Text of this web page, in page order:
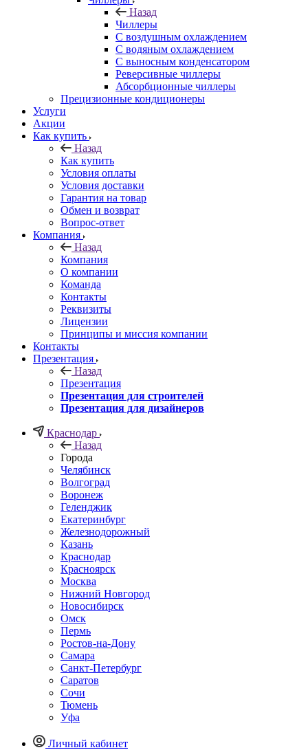
Назад
Чиллеры
С воздушным охлаждением
С водяным охлаждением
С выносным конденсатором
Реверсивные чиллеры
Абсорбционные чиллеры
Прецизионные кондиционеры
Услуги
Акции
Как купить
Назад
Как купить
Условия оплаты
Условия доставки
Гарантия на товар
Обмен и возврат
Вопрос-ответ
Компания
Назад
Компания
О компании
Команда
Контакты
Реквизиты
Лицензии
Принципы и миссия компании
Контакты
Презентация
Назад
Презентация
Презентация для строителей
Презентация для дизайнеров
Краснодар
Назад
Города
Челябинск
Волгоград
Воронеж
Геленджик
Екатеринбург
Железнодорожный
Казань
Краснодар
Красноярск
Москва
Нижний Новгород
Новосибирск
Омск
Пермь
Ростов-на-Дону
Самара
Санкт-Петербург
Саратов
Сочи
Тюмень
Уфа
Личный кабинет